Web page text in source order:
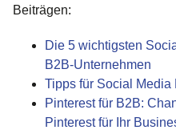
Beiträgen:
Die 5 wichtigsten
B2B-Unternehmen
Tipps für Social Media
Pinterest für B2B:
Pinterest für Ihr